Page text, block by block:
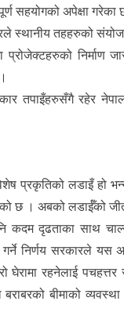
सहयोगको अपेक्षा गरेका
स्थानीय तहहरुको
प्रोजेक्टहरुको निर्माण
तपाइँहरुसँगै रहेर
प्रकृतिको लडाइँ हो
छ । अबको लडाईँको
कदम दृढताका साथ
गर्ने निर्णय सरकारले
घेरामा रहनेलाई
बीमाको